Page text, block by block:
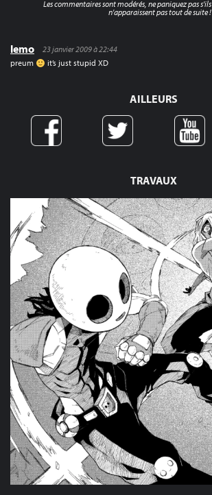
TRAVAUX
lemo
23 janvier 2009 à 22:44
preum
it’s just stupid XD
Les commentaires sont modérés, ne paniquez pas s'ils
n'apparaissent pas tout de suite !
AILLEURS